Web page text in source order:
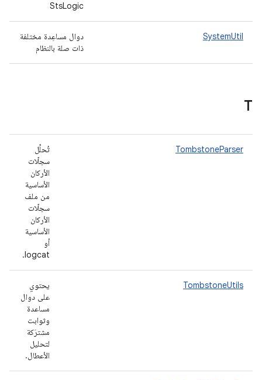
StsLogic
SystemUtil
دوال مساعِدة مختلفة
ذات صلة بالنظام
T
TombstoneParser
تُحلِّل
سجلّات
الأركان
الأساسية
من ملف
سجلّات
الأركان
الأساسية
أو
logcat.
TombstoneUtils
يحتوي
على دوال
مساعدة
وثوابت
مشترَكة
لتحليل
الأعطال.